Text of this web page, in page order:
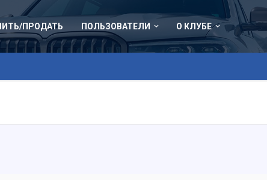
ПРОДАТЬ ПОЛЬЗОВАТЕЛИ О КЛУБЕ